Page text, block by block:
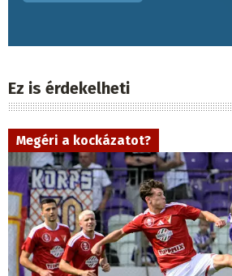
Ez is érdekelheti
Megéri a kockázatot?